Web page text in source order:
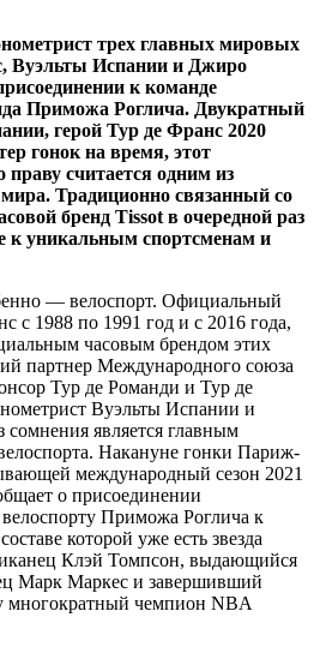
трех главных мировых
Вуэльты Испании и Джиро
к команде
Приможа Роглича. Двукратный
герой Тур де Франс 2020
гонок на время, этот
праву считается одним из
Традиционно связанный со
бренд Tissot в очередной раз
к уникальным спортсменам и
— велоспорт. Официальный
с 1988 по 1991 год и с 2016 года,
часовым брендом этих
партнер Международного союза
Тур де Романди и Тур де
Вуэльты Испании и
является главным
Накануне гонки Париж-
международный сезон 2021
о присоединении
Приможа Роглича к
которой уже есть звезда
Клэй Томпсон, выдающийся
Марк Маркес и завершивший
многократный чемпион NBA